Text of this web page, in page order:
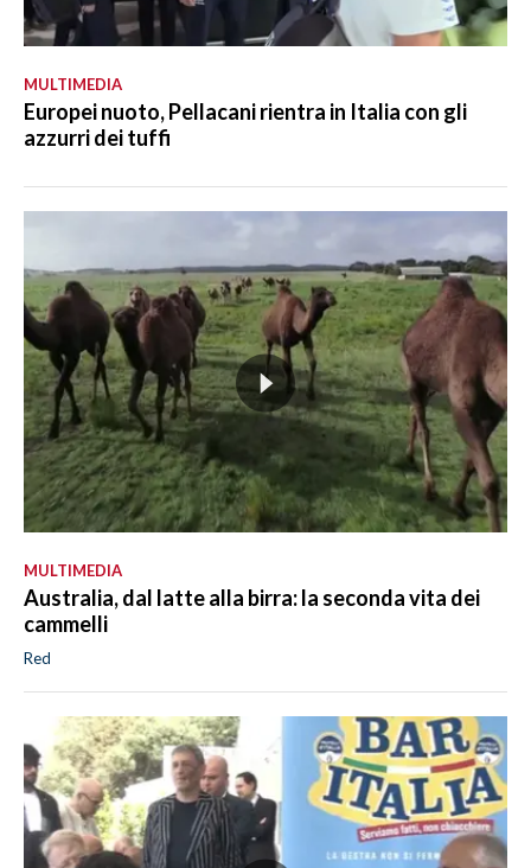
MULTIMEDIA
Europei nuoto, Pellacani rientra in Italia con gli
azzurri dei tuffi
MULTIMEDIA
Australia, dal latte alla birra: la seconda vita dei
cammelli
Red